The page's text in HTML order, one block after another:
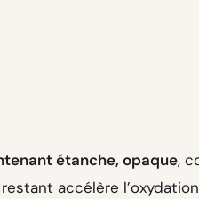
étanche, opaque,
accélère